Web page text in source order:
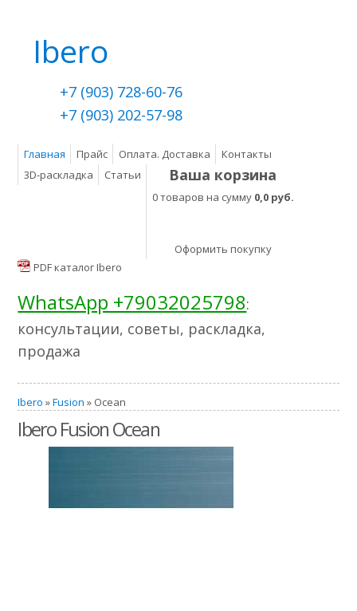
Ibero
+7 (903) 728-60-76
+7 (903) 202-57-98
Главная Прайс Оплата. Доставка
Контакты
3D-раскладка
Статьи Ваша корзина
0 товаров на сумму 0,0 руб.
Оформить покупку
PDF каталог Ibero
WhatsApp +79032025798:
консультации, советы, раскладка,
продажа
Ibero »Fusion » Ocean
Ibero Fusion Ocean